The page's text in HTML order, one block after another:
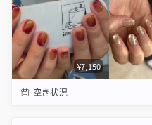
¥7,150
空き状況